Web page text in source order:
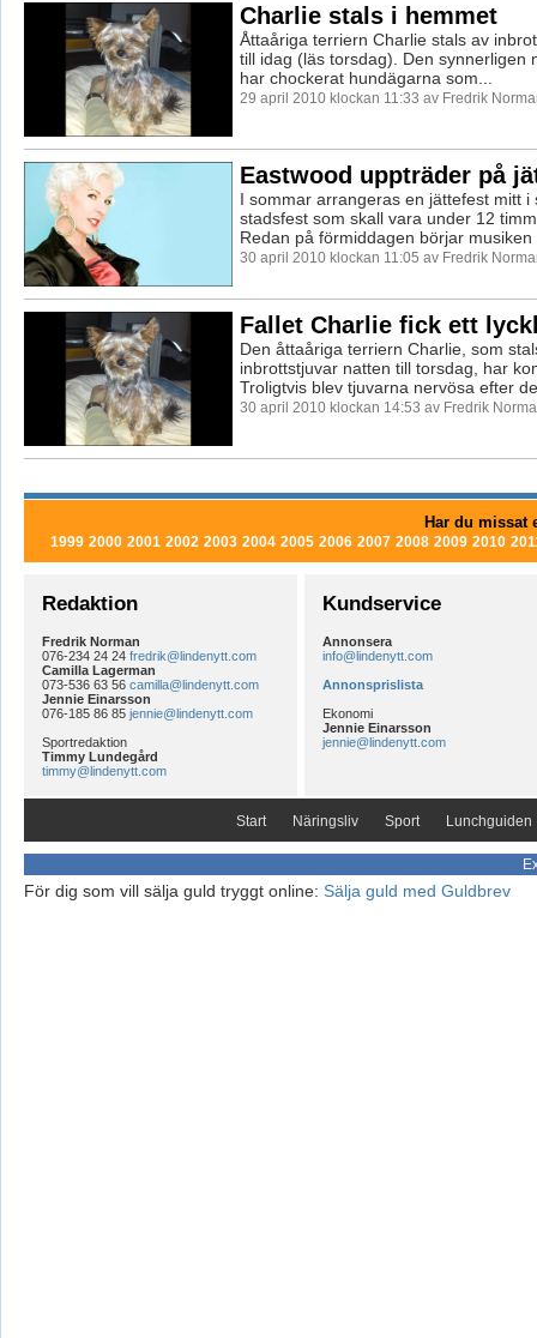
Charlie stals i hemmet
Åttaåriga terriern Charlie stals av
till idag (läs torsdag). Den synnerligen
har chockerat hundägarna som...
29 april 2010 klockan 11:33 av Fredrik
Eastwood uppträder på
I sommar arrangeras en jättefest mitt i
stadsfest som skall vara under 12
Redan på förmiddagen börjar musiken
30 april 2010 klockan 11:05 av Fredrik
Fallet Charlie fick ett
Den åttaåriga terriern Charlie, som
inbrottstjuvar natten till torsdag, har
Troligtvis blev tjuvarna nervösa efter
30 april 2010 klockan 14:53 av Fredrik
Har du missat
1999 2000 2001 2002 2003 2004 2005 2006 2007 2008 2009 2010
Redaktion
Fredrik Norman
076-234 24 24 fredrik@lindenytt.com
Camilla Lagerman
073-536 63 56 camilla@lindenytt.com
Jennie Einarsson
076-185 86 85 jennie@lindenytt.com
Sportredaktion
Timmy Lundegård
timmy@lindenytt.com
Kundservice
Annonsera
info@lindenytt.com
Annonsprislista
Ekonomi
Jennie Einarsson
jennie@lindenytt.com
Start Näringsliv Sport Lunchguiden
För dig som vill sälja guld tryggt online: Sälja guld med Guldbrev